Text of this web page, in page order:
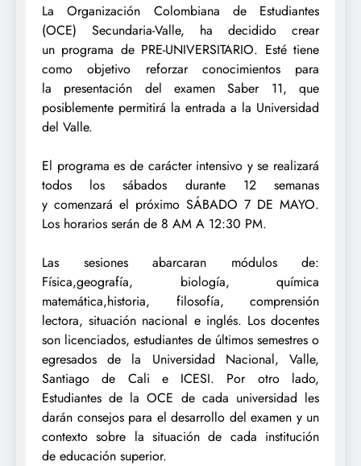
La Organización Colombiana de Estudiantes
(OCE) Secundaria-Valle, ha decidido crear
un programa de PRE-UNIVERSITARIO. Esté tiene
como objetivo reforzar conocimientos para
la presentación del examen Saber 11, que
posiblemente permitirá la entrada a la Universidad
del Valle.
El programa es de carácter intensivo y se realizará
todos los sábados durante 12 semanas
y comenzará el próximo SÁBADO 7 DE MAYO.
Los horarios serán de 8 AM A 12:30 PM.
Las sesiones abarcaran módulos de:
Física,geografía, biología, química
matemática,historia, filosofía, comprensión
lectora, situación nacional e inglés. Los docentes
son licenciados,estudiantes de últimos semestres o
egresados de la Universidad Nacional, Valle,
Santiago de Cali e ICESI. Por otro lado,
Estudiantes de la OCE de cada universidad les
darán consejos para el desarrollo del examen y un
contexto sobre la situación de cada institución
de educación superior.